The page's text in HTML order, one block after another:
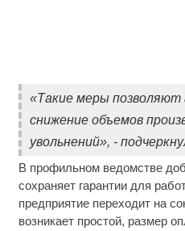
«Такие меры позволяют
снижение объемов
увольнений», -
В профильном ведомстве
сохраняет гарантии для
предприятие переходит на
возникает простой, размер